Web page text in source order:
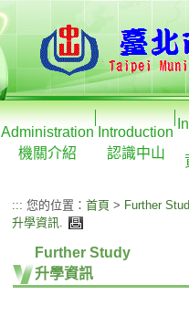
Administration
機關介紹
Introduction
認識中山
::: 您的位置： 首頁 > Further
升學資訊.
Further Study
升學資訊